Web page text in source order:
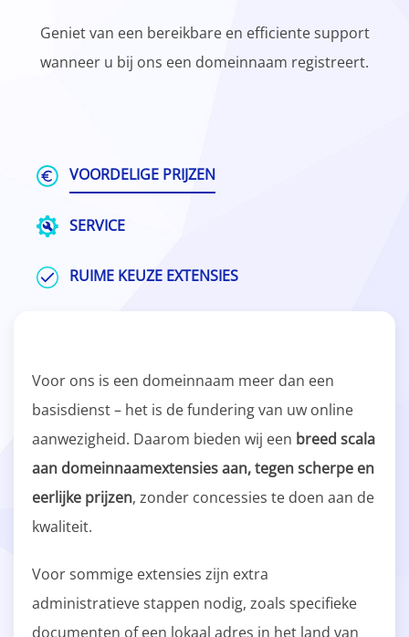
Geniet van een bereikbare en efficiente support
wanneer u bij ons een domeinnaam registreert.
VOORDELIGE PRIJZEN
SERVICE
RUIME KEUZE EXTENSIES
Voor ons is een domeinnaam meer dan een
basisdienst – het is de fundering van uw online
aanwezigheid. Daarom bieden wij een breed scala
aan domeinnaamextensies aan, tegen scherpe en
eerlijke prijzen, zonder concessies te doen aan de
kwaliteit.
Voor sommige extensies zijn extra
administratieve stappen nodig, zoals specifieke
documenten of een lokaal adres in het land van